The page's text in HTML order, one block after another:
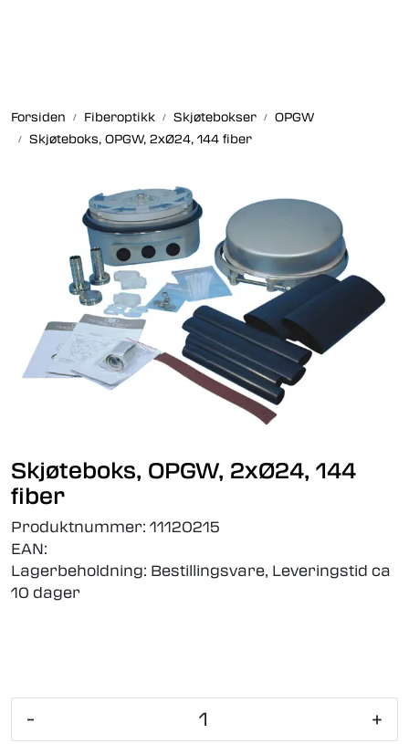
Forsiden Fiberoptikk Skjøtebokser
OPGW
Skjøteboks, OPGW, 2xØ24, 144 fiber
Skjøteboks, OPGW, 2xØ24, 144
fiber
Produktnummer: 11120215
EAN:
Lagerbeholdning: Bestillingsvare, Leveringstid ca
10 dager
- +
Strukturert kabling
Kunnskapssenter
Nyheter
Om oss